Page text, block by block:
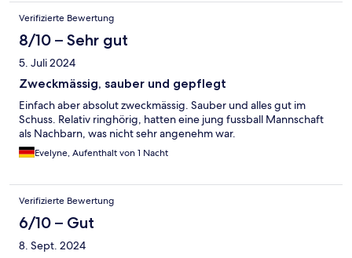
Verifizierte Bewertung
8/10 – Sehr gut
5. Juli 2024
Zweckmässig, sauber und gepflegt
Einfach aber absolut zweckmässig. Sauber und alles gut im
Schuss. Relativ ringhörig, hatten eine jung fussball Mannschaft
als Nachbarn, was nicht sehr angenehm war.
Evelyne, Aufenthalt von 1 Nacht
Verifizierte Bewertung
6/10 – Gut
8. Sept. 2024